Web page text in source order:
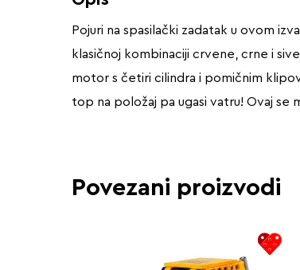
Pojuri na spasilački zadatak u ovom
klasičnoj kombinaciji crvene, crne i
motor s četiri cilindra i pomičnim
top na položaj pa ugasi vatru! Ovaj
Povezani proizvodi